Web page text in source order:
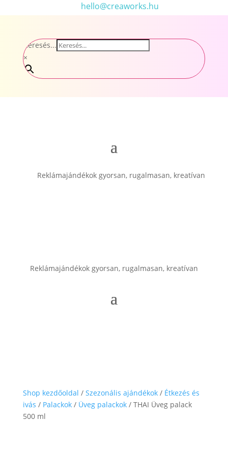
hello@creaworks.hu
Keresés...
×
Reklámajándékok gyorsan, rugalmasan, kreatívan
Reklámajándékok gyorsan, rugalmasan, kreatívan
Shop kezdőoldal / Szezonális ajándékok/ Étkezés és
ivás / Palackok/ Üveg palackok/ THAI Üveg palack
500 ml